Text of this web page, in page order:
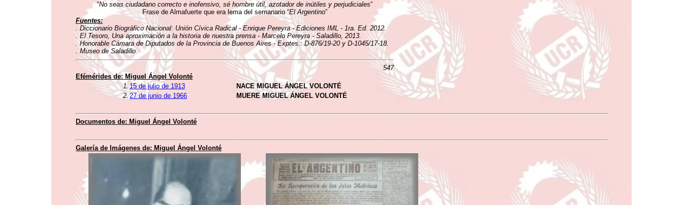
“No seas ciudadano correcto e inofensivo, sé hombre útil, azotador de inútiles y perjudiciales”
Frase de Almafuerte que era lema del semanario “El Argentino”
Fuentes:
. Diccionario Biográfico Nacional: Unión Cívica Radical - Enrique Pereyra - Ediciones IML - 1ra. Ed. 2012.
. El Tesoro, Una aproximación a la historia de nuestra prensa - Marcelo Pereyra - Saladillo, 2013.
. Honorable Cámara de Diputados de la Provincia de Buenos Aires - Exptes.: D-876/19-20 y D-1045/17-18.
. Museo de Saladillo.
547
Efémérides de: Miguel Ángel Volonté
1. 15 de julio de 1913
NACE MIGUEL ÁNGEL VOLONTÉ
2.27 de junio de 1966 MUERE MIGUEL ÁNGEL VOLONTÉ
Documentos de: Miguel Ángel Volonté
Galería de Imágenes de: Miguel Ángel Volonté